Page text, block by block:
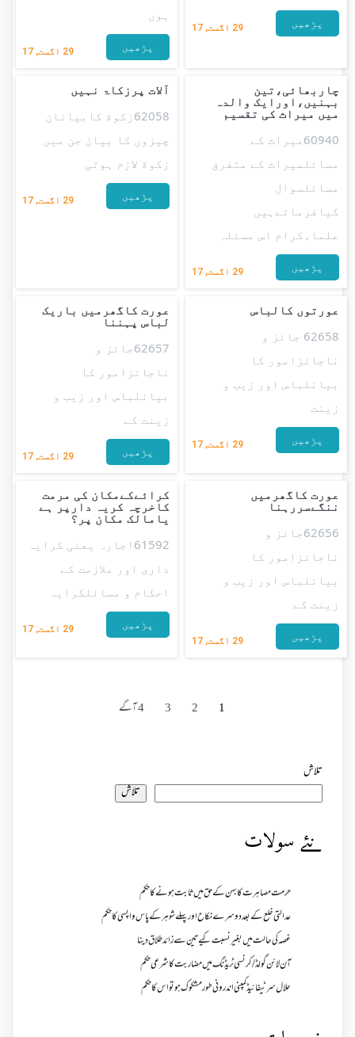
29 اگست, 17 پڑھیں
29 اگست, 17
ہوں
پڑھیں
چاربھائی،تین
بہنیں،اورایک والدہ
میں میراث کی تقسیم
29 اگست, 17
60940میراث کے
مسائلمیراث کے متفرق
مسائلسوال
کیافرماتےہیں
علماءکرام اس مسئلہ
پڑھیں
آلات پرزکاۃ نہیں
29 اگست, 17
62058زکوة کابیانان
چیزوں کا بیان جن میں
زکوة لازم ہوتی
پڑھیں
عورتوں کالباس
29 اگست, 17
62658 جائز و
ناجائزامور کا
بیانلباس اور زیب و
زینت
پڑھیں
عورت کاگھرمیں باریک
لباس پہننا
29 اگست, 17
62657جائز و
ناجائزامور کا
بیانلباس اور زیب و
زینت کے
پڑھیں
عورت کاگھرمیں
ننگےسررہنا
29 اگست, 17
62656جائز و
ناجائزامور کا
بیانلباس اور زیب و
زینت کے
پڑھیں
کرائےکےمکان کی مرمت
کاخرچہ کریہ دارپر ہے
یامالک مکان پر؟
29 اگست, 17
61592اجارہ یعنی کرایہ
داری اور ملازمت کے
احکام و مسائلکرایہ
پڑھیں
1
2
3
4آگے
تلاش
تلاش
نئے سولات
حرمت مصاہرت کا بہن کے حق میں ثابت ہونے کا حکم
عدالتی خلع کے بعد دوسرے نکاح اور پہلے شوہر کے پاس واپسی کا حکم
غصہ کی حالت میں بغیر نسبت کیے تین سے زائد طلاق دینا
آن لائن گولڈ /کرنسی ٹریڈنگ میں مضاربت کا شرعی حکم
حلال سرٹیفائیڈ کمپنی اندرونی طور مشکوک ہو تو اس کا حکم